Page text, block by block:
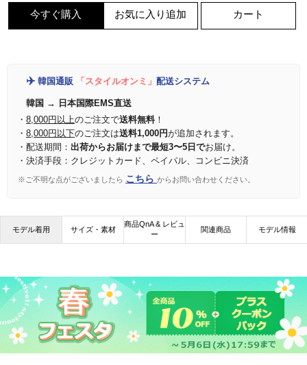
今すぐ購入 お気に入り追加 カート
✈️ 韓国通販 「スタイルオンミ」 配送システム
韓国 → 日本国際EMS直送
・ 8,000円以上のご注文で送料無料！
・ 8,000円以下のご注文は送料1,000円が追加されます。
・配送期間： 出荷からお届けまで最短3〜5日でお届け。
・決済手段：クレジットカード、ペイパル、コンビニ決済
※ご不明な点がございましたら こちら からお問い合わせください。
モデル着用 サイズ・素材
商品QnA & レビュ
ー
関連商品 モデル情報